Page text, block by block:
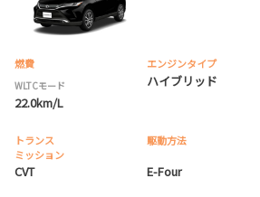
燃費
WLTCモード
22.0km/L
エンジンタイプ
ハイブリッド
トランス
ミッション
CVT
駆動方法
E-Four